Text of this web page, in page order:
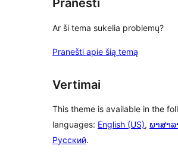
Pranešti
Ar ši tema sukelia problemų?
Pranešti apie šią temą
Vertimai
This theme is available in the
languages: English (US), ພາສາລ
Русский.